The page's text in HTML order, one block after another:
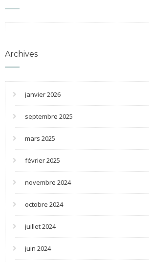
Archives
janvier 2026
septembre 2025
mars 2025
février 2025
novembre 2024
octobre 2024
juillet 2024
juin 2024